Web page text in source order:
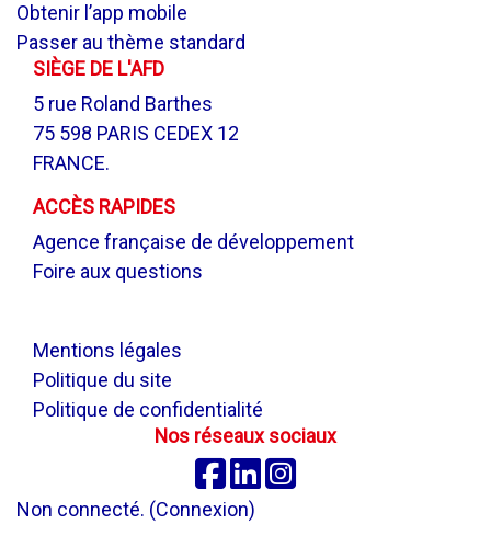
Obtenir l’app mobile
Passer au thème standard
SIÈGE DE L'AFD
5 rue Roland Barthes
75 598 PARIS CEDEX 12
FRANCE.
ACCÈS RAPIDES
Agence française de développement
Foire aux questions
Mentions légales
Politique du site
Politique de confidentialité
Nos réseaux sociaux
Facebook
Linkedin
Non connecté. (Connexion)